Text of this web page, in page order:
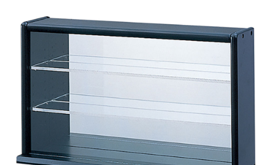
大切なコレクションを美しくディスプレイ。
メーカー希望小売価格：
¥7,120+ 税
透明アクリル棚板を採用した木製ミニのワイドタイプコレクショ
ンケース。